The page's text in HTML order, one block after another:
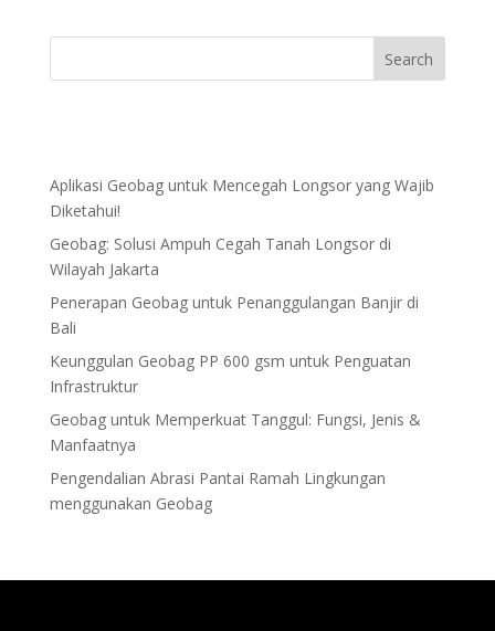
Aplikasi Geobag untuk Mencegah Longsor yang Wajib
Diketahui!
Geobag: Solusi Ampuh Cegah Tanah Longsor di
Wilayah Jakarta
Penerapan Geobag untuk Penanggulangan Banjir di
Bali
Keunggulan Geobag PP 600 gsm untuk Penguatan
Infrastruktur
Geobag untuk Memperkuat Tanggul: Fungsi, Jenis &
Manfaatnya
Pengendalian Abrasi Pantai Ramah Lingkungan
menggunakan Geobag